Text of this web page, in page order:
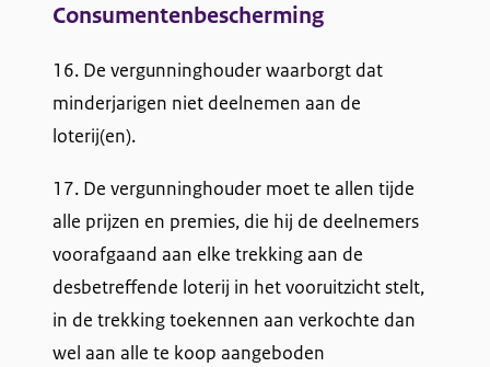
Consumentenbescherming
16. De vergunninghouder waarborgt dat
minderjarigen niet deelnemen aan de
loterij(en).
17. De vergunninghouder moet te allen tijde
alle prijzen en premies, die hij de deelnemers
voorafgaand aan elke trekking aan de
desbetreffende loterij in het vooruitzicht stelt,
in de trekking toekennen aan verkochte dan
wel aan alle te koop aangeboden